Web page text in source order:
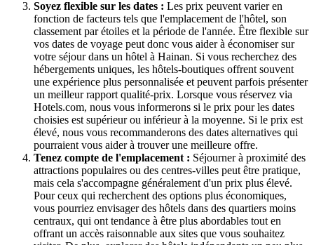
Soyez flexible sur les dates : Les prix peuvent varier en
fonction de facteurs tels que l'emplacement de l'hôtel, son
classement par étoiles et la période de l'année. Être flexible sur
vos dates de voyage peut donc vous aider à économiser sur
votre séjour dans un hôtel à Hainan. Si vous recherchez des
hébergements uniques, les hôtels-boutiques offrent souvent
une expérience plus personnalisée et peuvent parfois présenter
un meilleur rapport qualité-prix. Lorsque vous réservez via
Hotels.com, nous vous informerons si le prix pour les dates
choisies est supérieur ou inférieur à la moyenne. Si le prix est
élevé, nous vous recommanderons des dates alternatives qui
pourraient vous aider à trouver une meilleure offre.
Tenez compte de l'emplacement : Séjourner à proximité des
attractions populaires ou des centres-villes peut être pratique,
mais cela s'accompagne généralement d'un prix plus élevé.
Pour ceux qui recherchent des options plus économiques,
vous pourriez envisager des hôtels dans des quartiers moins
centraux, qui ont tendance à être plus abordables tout en
offrant un accès raisonnable aux sites que vous souhaitez